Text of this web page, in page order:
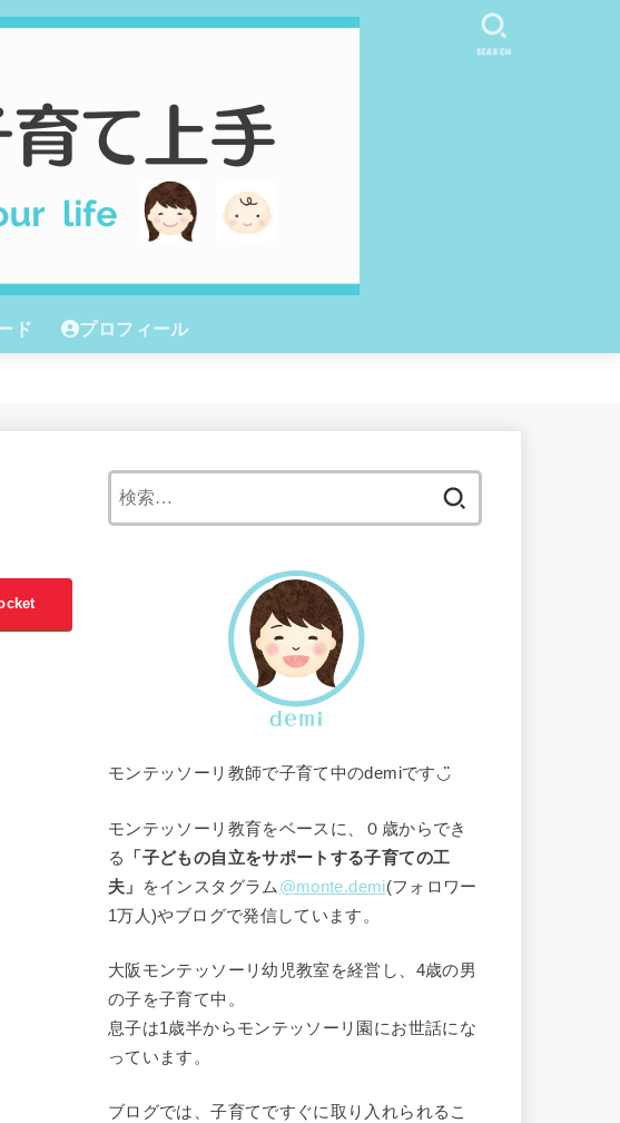
ド プロフィール
SEARCH
モンテッソーリ教師で子育て中のdemiです◡̈
モンテッソーリ教育をベースに、０歳からでき
る
「子どもの自立をサポートする子育ての工
夫」
をインスタグラム @monte.demi(フォロワー
1万人)やブログで発信しています。
大阪モンテッソーリ幼児教室を経営し、4歳の男
の子を子育て中。
息子は1歳半からモンテッソーリ園にお世話にな
っています。
ブログでは、子育てですぐに取り入れられるこ